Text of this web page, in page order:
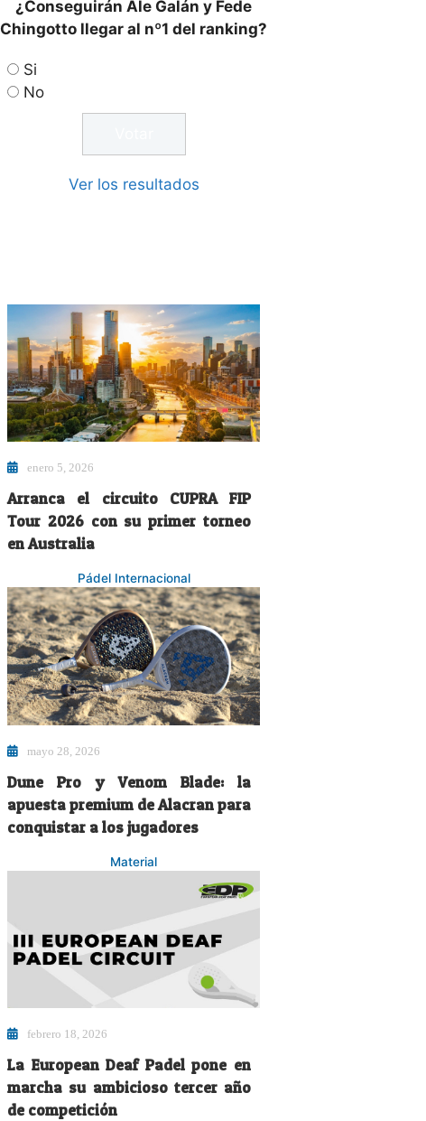
¿Conseguirán Ale Galán y Fede
Chingotto llegar al nº1 del ranking?
Si
No
Ver los resultados
enero 5, 2026
Arranca el circuito CUPRA FIP
Tour 2026 con su primer torneo
en Australia
Pádel Internacional
mayo 28, 2026
Dune Pro y Venom Blade: la
apuesta premium de Alacran para
conquistar a los jugadores
Material
febrero 18, 2026
La European Deaf Padel pone en
marcha su ambicioso tercer año
de competición